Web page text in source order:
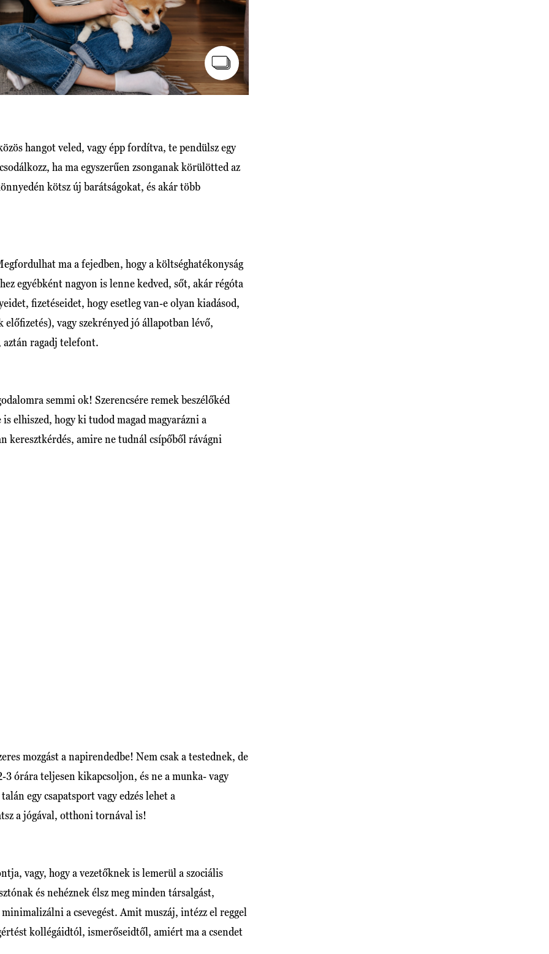
hangot veled, vagy épp fordítva, te pendülsz egy
ha ma egyszerűen zsonganak körülötted az
kötsz új barátságokat, és akár több
ma a fejedben, hogy a költséghatékonyság
egyébként nagyon is lenne kedved, sőt, akár régóta
fizetéseidet, hogy esetleg van-e olyan kiadásod,
előfizetés), vagy szekrényed jó állapotban lévő,
aztán ragadj telefont.
semmi ok! Szerencsére remek beszélőkéd
elhiszed, hogy ki tudod magad magyarázni a
keresztkérdés, amire ne tudnál csípőből rávágni
mozgást a napirendedbe! Nem csak a testednek, de
3 órára teljesen kikapcsoljon, és ne a munka- vagy
egy csapatsport vagy edzés lehet a
a jógával, otthoni tornával is!
vagy, hogy a vezetőknek is lemerül a szociális
és nehéznek élsz meg minden társalgást,
a csevegést. Amit muszáj, intézz el reggel
kollégáidtól, ismerőseidtől, amiért ma a csendet